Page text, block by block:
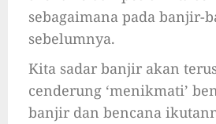
sebagaimana pada banjir-
sebelumnya.
Kita sadar banjir akan
cenderung ‘menikmati’
banjir dan bencana